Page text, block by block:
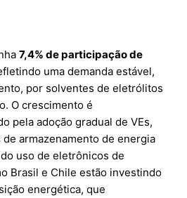
7,4% de participação de
uma demanda estável,
por solventes de eletrólitos
O crescimento é
pela adoção gradual de VEs,
armazenamento de energia
uso de eletrônicos de
Brasil e Chile estão investindo
energética, que